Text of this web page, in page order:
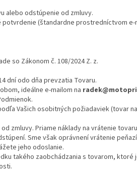
alebo odstúpenie od zmluvy.
(štandardne prostredníctvom e-
so Zákonom č. 108/2024 Z. z.
dní odo dňa prevzatia Tovaru.
ideálne e-mailom na
Vašich osobitných požiadaviek (tovar
zmluvy. Priame náklady na vrátenie
Sme však oprávnení vrátenie
jeho odoslanie.
takého zaobchádzania s tovarom, ktoré